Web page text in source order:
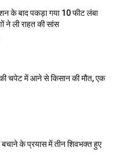
के बाद पकड़ा गया 10 फीट लंबा
ने ली राहत की सांस
चपेट में आने से किसान की मौत, एक
बचाने के प्रयास में तीन शिवभक्त हुए